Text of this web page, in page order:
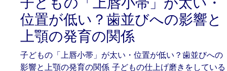
5
月
そ
歯
位置が低い？歯並びへの影響と
上顎の発育の関係
子どもの「上唇小帯」が太い・位置が低い？歯並びへの
影響と上顎の発育の関係 子どもの仕上げ磨きをしている